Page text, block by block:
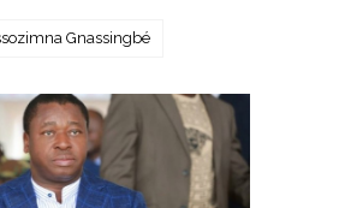
Gnassingbé